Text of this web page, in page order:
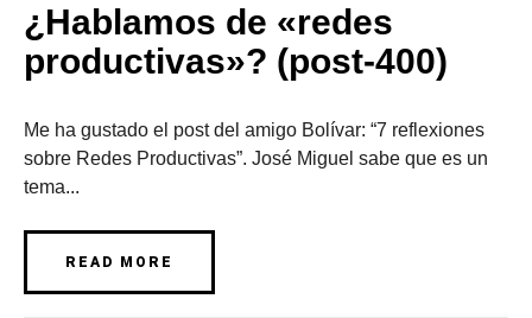
¿Hablamos de «redes
productivas»? (post-400)
Me ha gustado el post del amigo Bolívar: “7 reflexiones
sobre Redes Productivas”. José Miguel sabe que es un
tema...
READ MORE